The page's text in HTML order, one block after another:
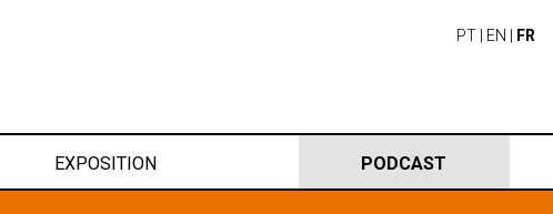
EXPOSITION PODCAST
PT EN FR